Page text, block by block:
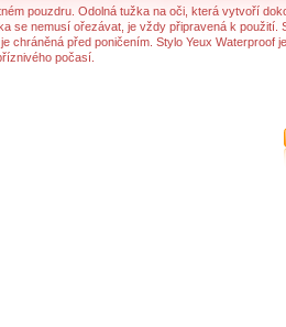
pouzdru. Odolná tužka na oči, která vytvoří
se nemusí ořezávat, je vždy připravená k použití.
chráněná před poničením. Stylo Yeux Waterproof
počasí.